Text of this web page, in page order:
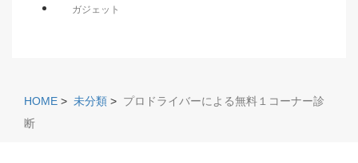
ガジェット
HOME > 未分類 > プロドライバーによる無料１コーナー診
断